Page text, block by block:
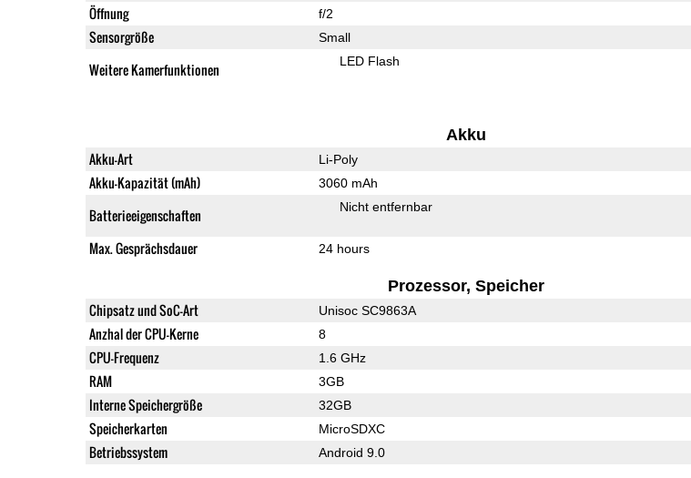
Öffnung f/2
Sensorgröße Small
Weitere Kamerfunktionen LED Flash
Akku
Akku-Art Li-Poly
Akku-Kapazität (mAh) 3060 mAh
Batterieeigenschaften Nicht entfernbar
Max. Gesprächsdauer 24 hours
Prozessor, Speicher
Chipsatz und SoC-Art Unisoc SC9863A
Anzhal der CPU-Kerne 8
CPU-Frequenz 1.6 GHz
RAM 3GB
Interne Speichergröße 32GB
Speicherkarten MicroSDXC
Betriebssystem Android 9.0